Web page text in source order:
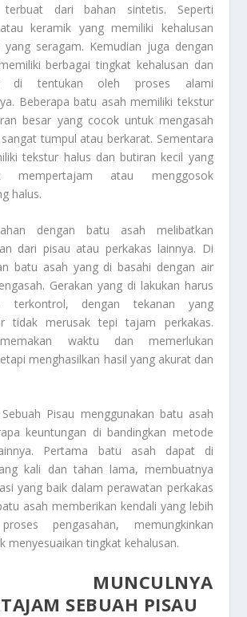
dari bahan sintetis. Seperti
keramik yang memiliki kehalusan
yang seragam. Kemudian juga dengan
berbagai tingkat kehalusan dan
di tentukan oleh proses alami
Beberapa batu asah memiliki tekstur
besar yang cocok untuk mengasah
tumpul atau berkarat. Sementara
tekstur halus dan butiran kecil yang
mempertajam atau menggosok
halus.
dengan batu asah melibatkan
dari pisau atau perkakas lainnya. Di
batu asah yang di basahi dengan air
Gerakan yang di lakukan harus
terkontrol, dengan tekanan yang
tidak merusak tepi tajam perkakas.
waktu dan memerlukan
menghasilkan hasil yang akurat dan
Pisau menggunakan batu asah
keuntungan di bandingkan metode
Pertama batu asah dapat di
kali dan tahan lama, membuatnya
yang baik dalam perawatan perkakas
asah memberikan kendali yang lebih
pengasahan, memungkinkan
menyesuaikan tingkat kehalusan.
MUNCULNYA
SEBUAH PISAU